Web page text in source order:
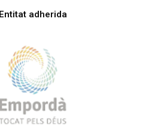
Entitat adherida